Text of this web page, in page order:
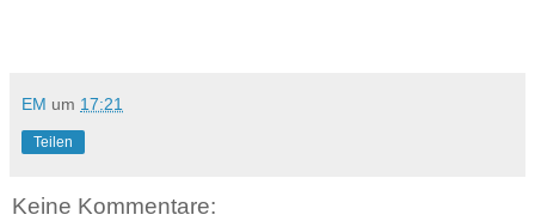
EM um 17:21
Teilen
Keine Kommentare: